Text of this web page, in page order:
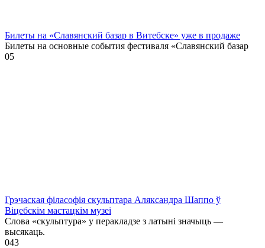
Билеты на «Славянский базар в Витебске» уже в продаже
Билеты на основные события фестиваля «Славянский базар
05
Грэчаская філасофія скульптара Аляксандра Шаппо ў
Віцебскім мастацкім музеі
Слова «скульптура» у перакладзе з латыні значыць —
высякаць.
043